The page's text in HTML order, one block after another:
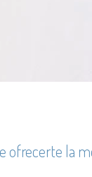
ofrecerte la